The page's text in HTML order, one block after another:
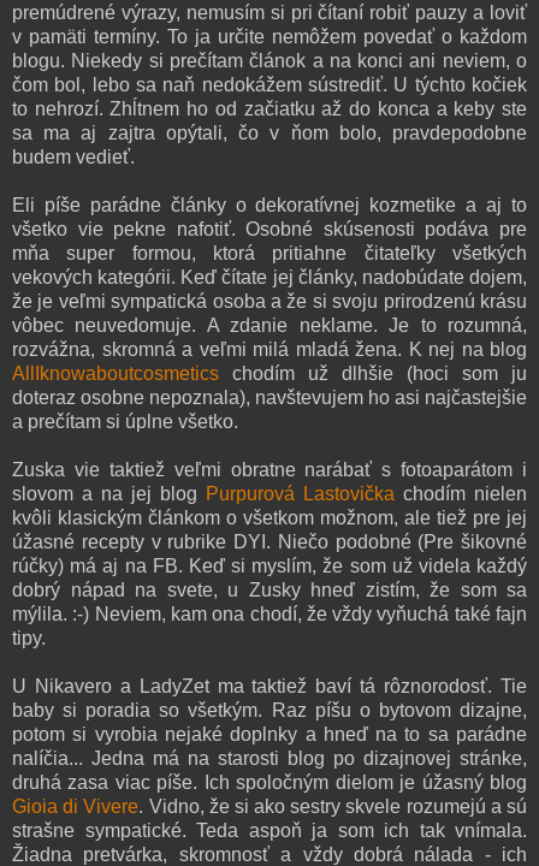
premúdrené výrazy, nemusím si pri čítaní robiť pauzy a loviť
v pamäti termíny. To ja určite nemôžem povedať o každom
blogu. Niekedy si prečítam článok a na konci ani neviem, o
čom bol, lebo sa naň nedokážem sústrediť. U týchto kočiek
to nehrozí. Zhĺtnem ho od začiatku až do konca a keby ste
sa ma aj zajtra opýtali, čo v ňom bolo, pravdepodobne
budem vedieť.
Eli píše parádne články o dekoratívnej kozmetike a aj to
všetko vie pekne nafotiť. Osobné skúsenosti podáva pre
mňa super formou, ktorá pritiahne čitateľky všetkých
vekových kategórii. Keď čítate jej články, nadobúdate dojem,
že je veľmi sympatická osoba a že si svoju prirodzenú krásu
vôbec neuvedomuje. A zdanie neklame. Je to rozumná,
rozvážna, skromná a veľmi milá mladá žena. K nej na blog
AllIknowaboutcosmetics chodím už dlhšie (hoci som ju
doteraz osobne nepoznala), navštevujem ho asi najčastejšie
a prečítam si úplne všetko.
Zuska vie taktiež veľmi obratne narábať s fotoaparátom i
slovom a na jej blog Purpurová Lastovička chodím nielen
kvôli klasickým článkom o všetkom možnom, ale tiež pre jej
úžasné recepty v rubrike DYI. Niečo podobné (Pre šikovné
rúčky) má aj na FB. Keď si myslím, že som už videla každý
dobrý nápad na svete, u Zusky hneď zistím, že som sa
mýlila. :-) Neviem, kam ona chodí, že vždy vyňuchá také fajn
tipy.
U Nikavero a LadyZet ma taktiež baví tá rôznorodosť. Tie
baby si poradia so všetkým. Raz píšu o bytovom dizajne,
potom si vyrobia nejaké doplnky a hneď na to sa parádne
nalíčia... Jedna má na starosti blog po dizajnovej stránke,
druhá zasa viac píše. Ich spoločným dielom je úžasný blog
Gioia di Vivere. Vidno, že si ako sestry skvele rozumejú a sú
strašne sympatické. Teda aspoň ja som ich tak vnímala.
Žiadna pretvárka, skromnosť a vždy dobrá nálada - ich